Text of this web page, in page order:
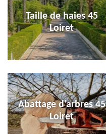
Taille de haies 45
Loiret
Abattage d'arbres 45
Loiret